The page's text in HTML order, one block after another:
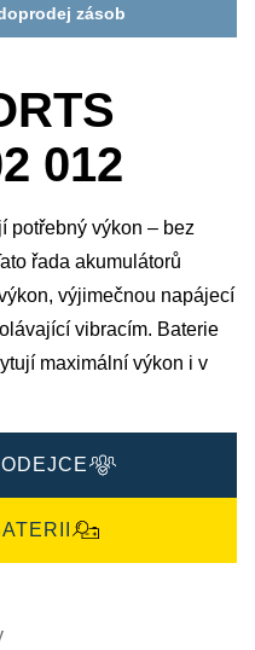
zásob
012
potřebný výkon – bez
řada akumulátorů
výjimečnou napájecí
vibracím. Baterie
maximální výkon i v